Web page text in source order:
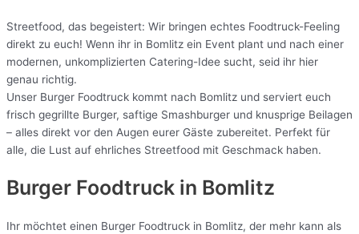
Streetfood, das begeistert: Wir bringen echtes Foodtruck-Feeling
direkt zu euch! Wenn ihr in Bomlitz ein Event plant und nach einer
modernen, unkomplizierten Catering-Idee sucht, seid ihr hier
genau richtig.
Unser Burger Foodtruck kommt nach Bomlitz und serviert euch
frisch gegrillte Burger, saftige Smashburger und knusprige Beilagen
– alles direkt vor den Augen eurer Gäste zubereitet. Perfekt für
alle, die Lust auf ehrliches Streetfood mit Geschmack haben.
Burger Foodtruck in Bomlitz
Ihr möchtet einen Burger Foodtruck in Bomlitz, der mehr kann als